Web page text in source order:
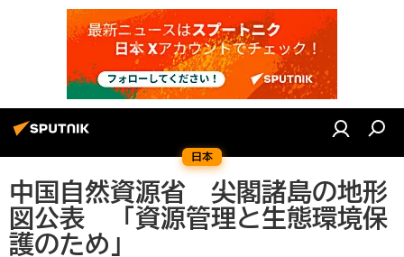
日本
中国自然資源省 尖閣諸島の地形
図公表 「資源管理と生態環境保
護のため」